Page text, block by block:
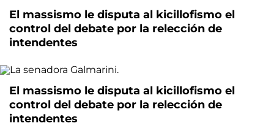
El massismo le disputa al kicillofismo el
control del debate por la relección de
intendentes
El massismo le disputa al kicillofismo el
control del debate por la relección de
intendentes